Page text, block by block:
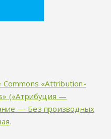
«Attribution-
(«Атрибуция —
— Без производных
.